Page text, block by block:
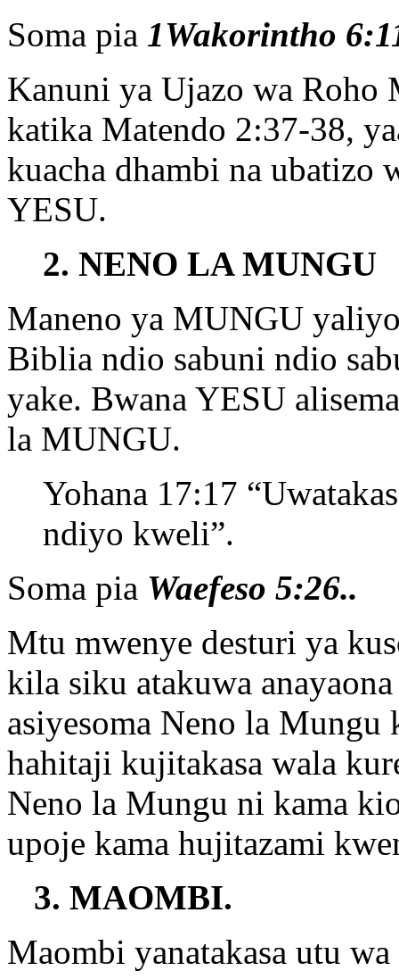
Soma pia 1Wakorintho
Kanuni ya Ujazo wa Roho
katika Matendo 2:37-38,
kuacha dhambi na ubatizo
YESU.
2. NENO LA MUNGU
Maneno ya MUNGU
Biblia ndio sabuni ndio
yake. Bwana YESU
la MUNGU.
Yohana 17:17
ndiyo kweli”.
Soma pia Waefeso 5:26..
Mtu mwenye desturi ya
kila siku atakuwa
asiyesoma Neno la
hahitaji kujitakasa wala
Neno la Mungu ni kama
upoje kama hujitazami
3. MAOMBI.
Maombi yanatakasa utu